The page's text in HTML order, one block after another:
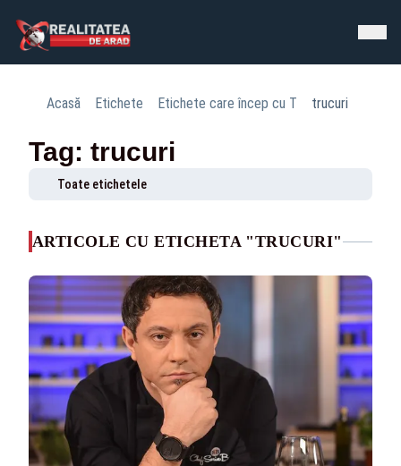
Acasă Etichete Etichete care încep cu T trucuri
Tag: trucuri
Toate etichetele
ARTICOLE CU ETICHETA "TRUCURI"